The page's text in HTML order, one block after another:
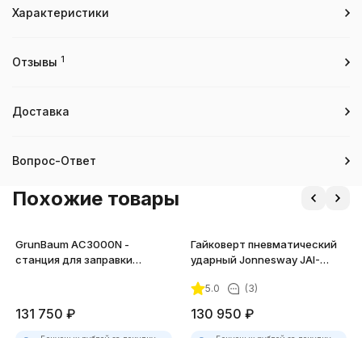
Характеристики
Отзывы 1
Доставка
Вопрос-Ответ
Похожие товары
GrunBaum AC3000N -
станция для заправки
131 750 ₽
Гайковерт пневматический
ударный Jonnesway JAI-
3388 Нм
5.0 (3)
130 950 ₽